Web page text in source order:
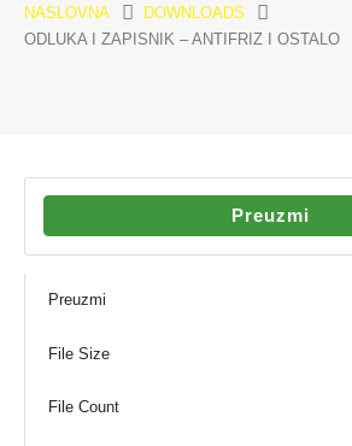
NASLOVNA
DOWNLOADS
ODLUKA I ZAPISNIK – ANTIFRIZ I OSTALO
Preuzmi
Preuzmi
File Size
File Count